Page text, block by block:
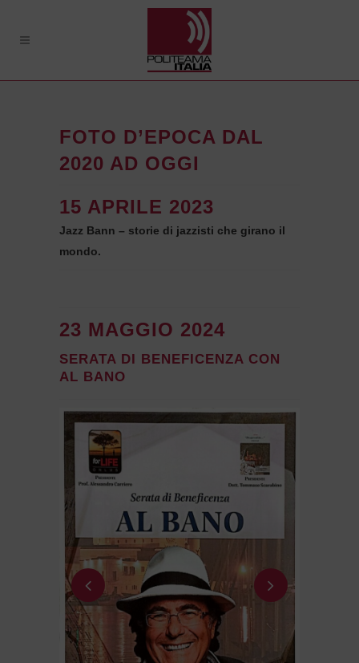
FOTO D’EPOCA DAL
2020 AD OGGI
15 APRILE 2023
Jazz Bann – storie di jazzisti che girano il
mondo.
23 MAGGIO 2024
SERATA DI BENEFICENZA CON
AL BANO